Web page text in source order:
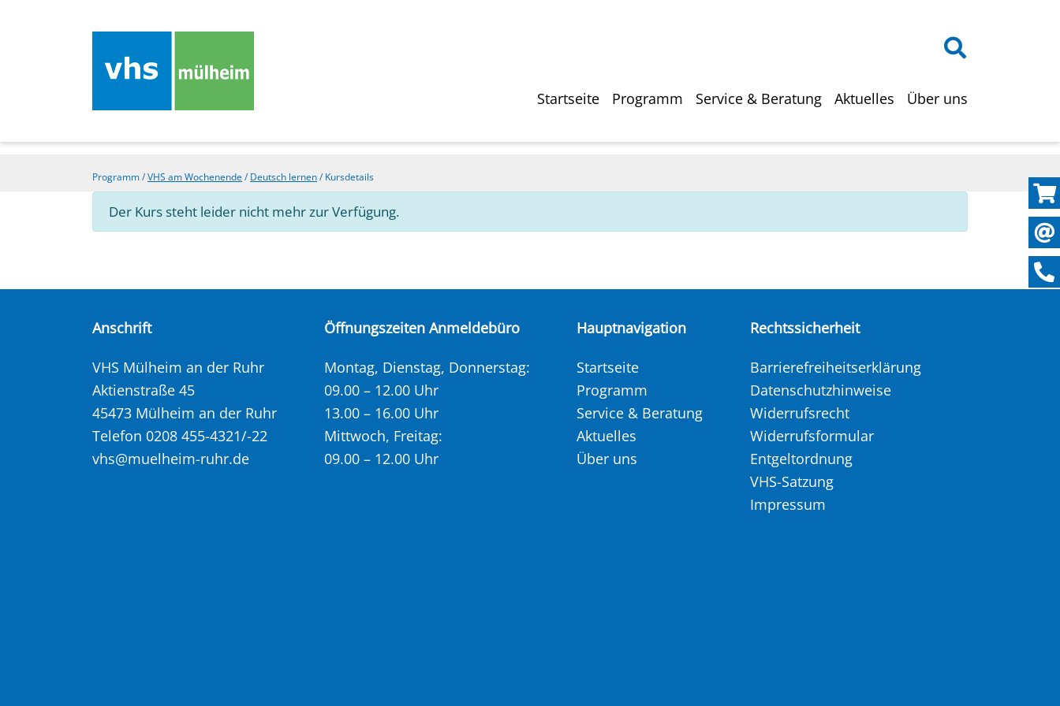
Hauptnavigation
Startseite Programm Service & Beratung Aktuelles Über uns
Programm/VHS am Wochenende /Deutsch lernen/Kursdetails
Der Kurs steht leider nicht mehr zur Verfügung.
Anschrift
VHS Mülheim an der Ruhr
Aktienstraße 45
45473 Mülheim an der Ruhr
Telefon 0208 455-4321/-22
vhs@muelheim-ruhr.de
Öffnungszeiten Anmeldebüro
Montag, Dienstag, Donnerstag:
09.00 – 12.00 Uhr
13.00 – 16.00 Uhr
Mittwoch, Freitag:
09.00 – 12.00 Uhr
Hauptnavigation
Startseite
Programm
Service & Beratung
Aktuelles
Über uns
Rechtssicherheit
Barrierefreiheitserklärung
Datenschutzhinweise
Widerrufsrecht
Widerrufsformular
Entgeltordnung
VHS-Satzung
Impressum